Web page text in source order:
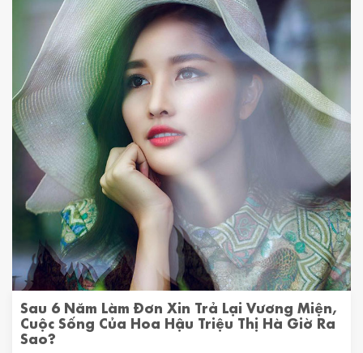
Sau 6 Năm Làm Đơn Xin Trả Lại Vương Miện,
Cuộc Sống Của Hoa Hậu Triệu Thị Hà Giờ Ra
Sao?